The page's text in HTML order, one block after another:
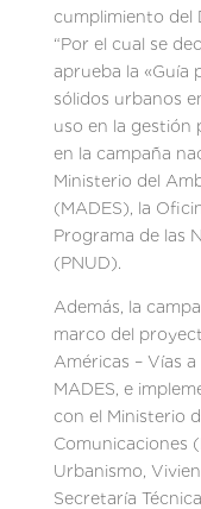
cumplimiento del
“Por el cual se
aprueba la «Guía
sólidos urbanos
uso en la gestión
en la campaña
Ministerio del
(MADES), la
Programa de las
(PNUD).
Además, la
marco del
Américas – Vías
MADES, e
con el Ministerio
Comunicaciones
Urbanismo,
Secretaría